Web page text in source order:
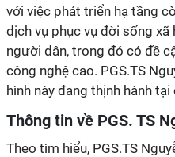
với việc phát triển hạ tầng
dịch vụ phục vụ đời sống
người dân, trong đó có đề
công nghệ cao. PGS.TS
hình này đang thịnh hành
Thông tin về PGS. TS
Theo tìm hiểu, PGS.TS